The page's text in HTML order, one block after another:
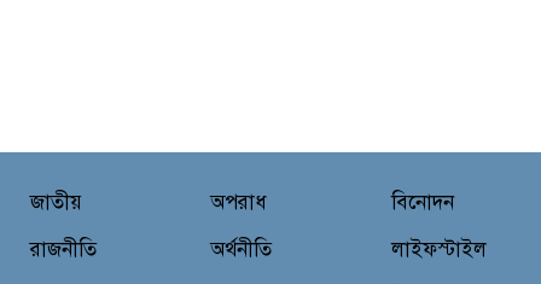
কোম্পানীগঞ্জে জুলাই গনঅভ্যুত্থান দিবস
২০২৬ উপলক্ষে আলোচনা সভা ও
বিশেষ মোনাজাত
জাতীয়
রাজনীতি
অপরাধ
অর্থনীতি
বিনোদন
লাইফস্টাইল